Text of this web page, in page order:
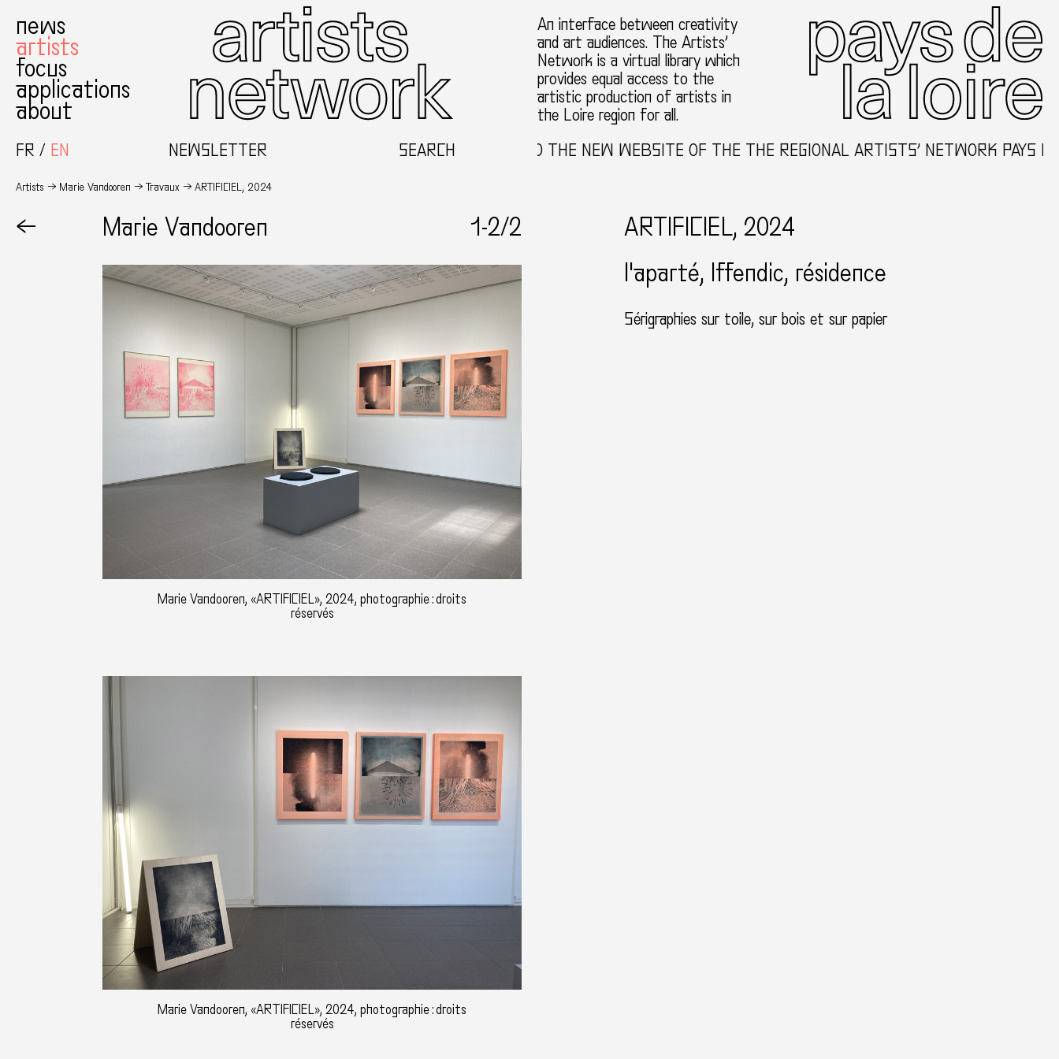
news
artists
focus
applications
about
An interface between creativity
and art audiences. The Artists’
Network is a virtual library which
provides equal access to the
artistic production of artists in
the Loire region for all.
FR
EN NEWSLETTER SEARCHWELCOME TO THE NEW WEBSITE OF THE THE REGIONAL ARTISTS’ NETWORK PAYS
Artists Marie Vandooren Travaux ARTIFICIEL, 2024
← Marie Vandooren 1-2/2
Marie Vandooren, «ARTIFICIEL», 2024, photographie : droits
réservés
Marie Vandooren, «ARTIFICIEL», 2024, photographie : droits
réservés
ARTIFICIEL, 2024
l'aparté
Iffendic résidence
Sérigraphies sur toile, sur bois et sur papier